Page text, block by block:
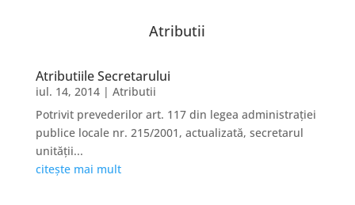
Atributii
Atributiile Secretarului
iul. 14, 2014| Atributii
Potrivit prevederilor art. 117 din legea administraţiei
publice locale nr. 215/2001, actualizată, secretarul
unităţii...
citește mai mult